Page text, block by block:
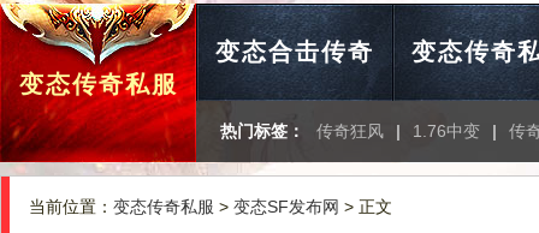
变态传奇私服
变态合击传奇 变态传奇
热门标签： 传奇狂风 | 1.76中变 | 传
当前位置： 变态传奇私服 > 变态SF发布网 > 正文